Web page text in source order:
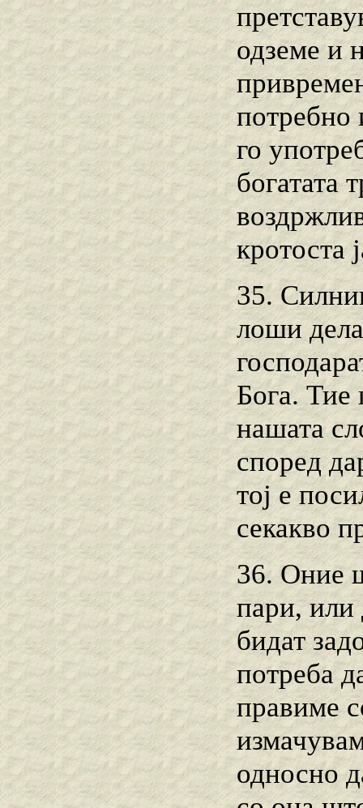
одземе и
потребно
го
богатата
кротоста
35.
лоши
Бога. Тие
нашата
според
тој е
секакво
36. Оние
пари, или
бидат
потреба
правиме
односно